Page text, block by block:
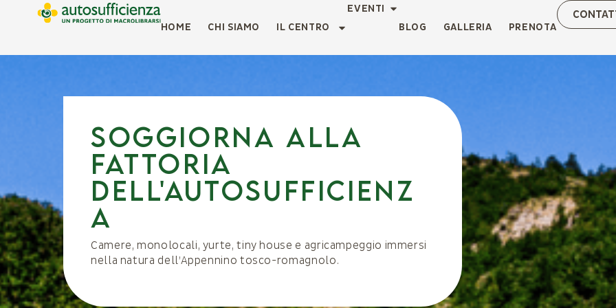
HOME CHI SIAMO IL CENTRO
EVENTI
BLOG
GALLERIA PRENOTA
Soggiorna alla
Fattoria
dell'Autosufficienz
a
Camere, monolocali, yurte, tiny house e agricampeggio immersi
nella natura dell’Appennino tosco-romagnolo.